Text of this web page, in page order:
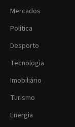
Mercados
Política
Desporto
Tecnologia
Imobiliário
Turismo
Energia